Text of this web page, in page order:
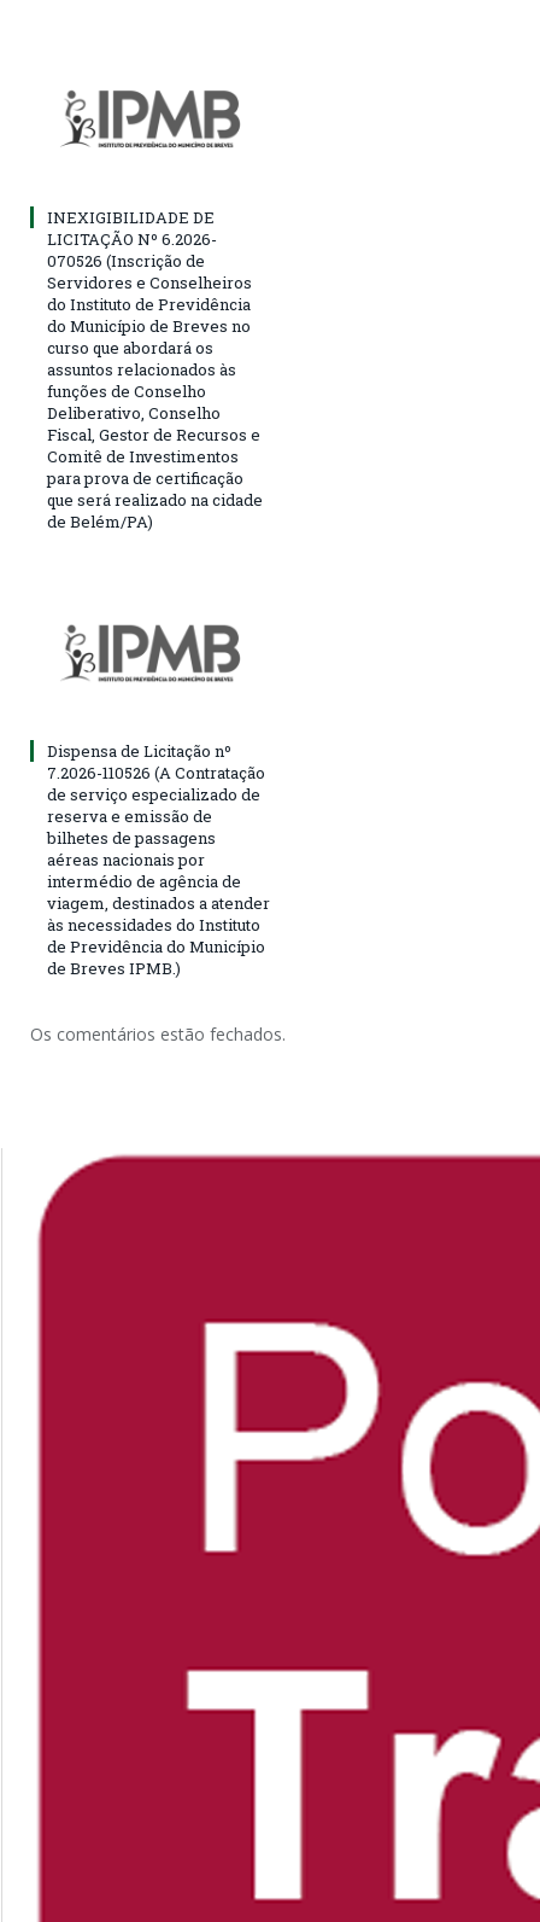
INEXIGIBILIDADE DE
LICITAÇÃO Nº 6.2026-
070526 (Inscrição de
Servidores e Conselheiros
do Instituto de Previdência
do Município de Breves no
curso que abordará os
assuntos relacionados às
funções de Conselho
Deliberativo, Conselho
Fiscal, Gestor de Recursos e
Comitê de Investimentos
para prova de certificação
que será realizado na cidade
de Belém/PA)
Dispensa de Licitação nº
7.2026-110526 (A Contratação
de serviço especializado de
reserva e emissão de
bilhetes de passagens
aéreas nacionais por
intermédio de agência de
viagem, destinados a atender
às necessidades do Instituto
de Previdência do Município
de Breves IPMB.)
Os comentários estão fechados.